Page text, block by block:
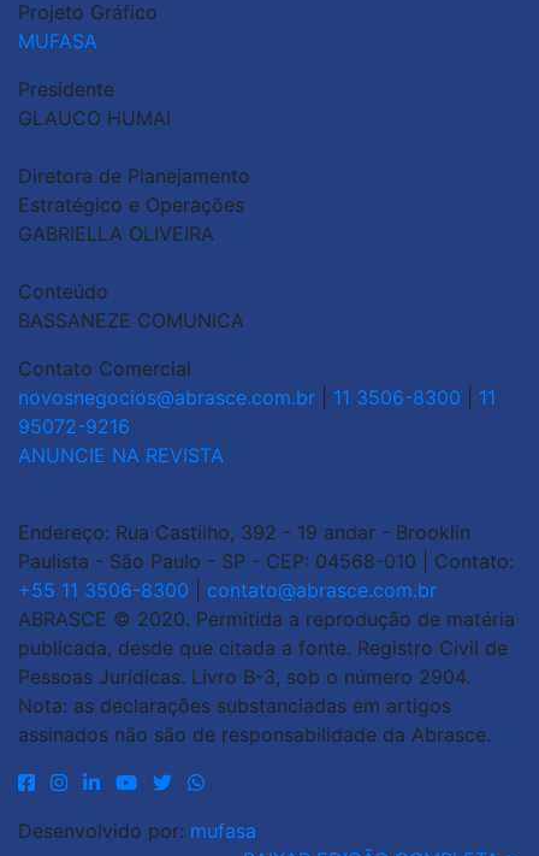
Projeto Gráfico
MUFASA
Presidente
GLAUCO HUMAI
Diretora de Planejamento
Estratégico e Operações
GABRIELLA OLIVEIRA
Conteúdo
BASSANEZE COMUNICA
Contato Comercial
novosnegocios@abrasce.com.br
11 3506-8300
11
95072-9216
ANUNCIE NA REVISTA
Endereço: Rua Castilho, 392 - 19 andar - Brooklin
Paulista - São Paulo - SP - CEP: 04568-010 | Contato:
+55 11 3506-8300
contato@abrasce.com.br
ABRASCE © 2020. Permitida a reprodução de matéria
publicada, desde que citada a fonte. Registro Civil de
Pessoas Jurídicas. Livro B-3, sob o número 2904.
Nota: as declarações substanciadas em artigos
assinados não são de responsabilidade da Abrasce.
Desenvolvido por: mufasa